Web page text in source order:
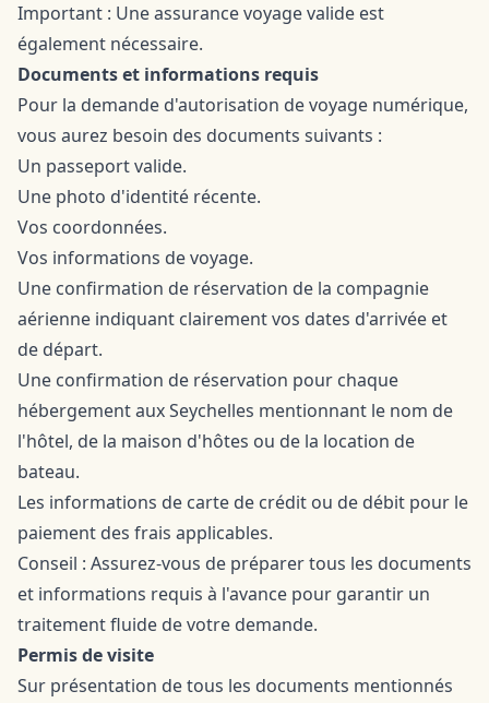
Important : Une assurance voyage valide est
également nécessaire.
Documents et informations requis
Pour la demande d'autorisation de voyage numérique,
vous aurez besoin des documents suivants :
Un passeport valide.
Une photo d'identité récente.
Vos coordonnées.
Vos informations de voyage.
Une confirmation de réservation de la compagnie
aérienne indiquant clairement vos dates d'arrivée et
de départ.
Une confirmation de réservation pour chaque
hébergement aux Seychelles mentionnant le nom de
l'hôtel, de la maison d'hôtes ou de la location de
bateau.
Les informations de carte de crédit ou de débit pour le
paiement des frais applicables.
Conseil : Assurez-vous de préparer tous les documents
et informations requis à l'avance pour garantir un
traitement fluide de votre demande.
Permis de visite
Sur présentation de tous les documents mentionnés